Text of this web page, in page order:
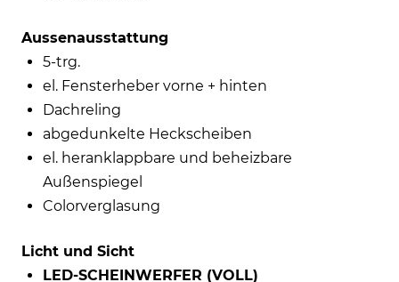
Aussenausstattung
5-trg.
el. Fensterheber vorne + hinten
Dachreling
abgedunkelte Heckscheiben
el. heranklappbare und beheizbare
Außenspiegel
Colorverglasung
Licht und Sicht
LED-SCHEINWERFER (VOLL)